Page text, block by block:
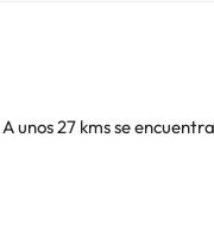
unos 27 kms se
cena tipo buffet.